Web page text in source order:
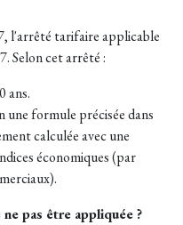
l'arrêté tarifaire applicable
Selon cet arrêté :
ans.
une formule précisée dans
calculée avec une
économiques (par
pas être appliquée ?